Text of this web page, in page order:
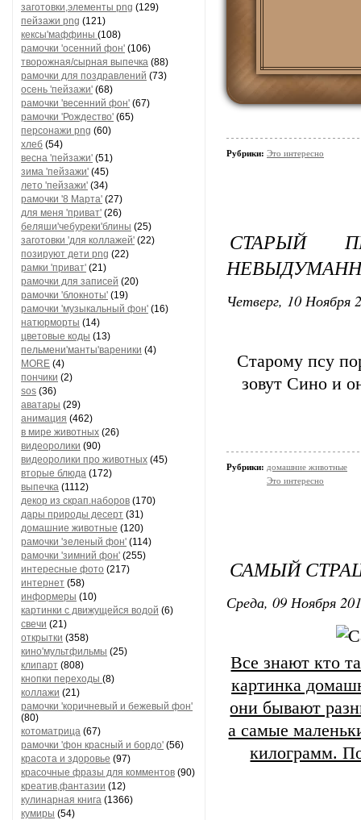
заготовки,элементы png (129)
пейзажи png (121)
кексы'маффины (108)
рамочки 'осенний фон' (106)
творожная/сырная выпечка (88)
рамочки для поздравлений (73)
осень 'пейзажи' (68)
рамочки 'весенний фон' (67)
рамочки 'Рождество' (65)
персонажи png (60)
хлеб (54)
весна 'пейзажи' (51)
зима 'пейзажи' (45)
лето 'пейзажи' (34)
рамочки '8 Марта' (27)
для меня 'приват' (26)
беляши'чебуреки'блины (25)
заготовки 'для коллажей' (22)
позируют дети png (22)
рамки 'приват' (21)
рамочки для записей (20)
рамочки 'блокноты' (19)
рамочки 'музыкальный фон' (16)
натюрморты (14)
цветовые коды (13)
пельмени'манты'вареники (4)
MORE (4)
пончики (2)
sos (36)
аватары (29)
анимация (462)
в мире животных (26)
видеоролики (90)
видеоролики про животных (45)
вторые блюда (172)
выпечка (1112)
декор из скрап.наборов (170)
дары природы десерт (31)
домашние животные (120)
рамочки 'зеленый фон' (114)
рамочки 'зимний фон' (255)
интересные фото (217)
интернет (58)
информеры (10)
картинки с движущейся водой (6)
свечи (21)
открытки (358)
кино'мультфильмы (25)
клипарт (808)
кнопки переходы (8)
коллажи (21)
рамочки 'коричневый и бежевый фон'
(80)
котоматрица (67)
рамочки 'фон красный и бордо' (56)
красота и здоровье (97)
красочные фразы для комментов (90)
креатив,фантазии (12)
кулинарная книга (1366)
кумиры (54)
Рубрики: Это интересно
СТАРЫЙ
Четверг, 10 Ноября
Старому псу
зовут Сино и
Рубрики: домашние животные
Это интересно
САМЫЙ
Среда, 09 Ноября
Все знают кто
картинка
они бывают
а самые
килограмм.